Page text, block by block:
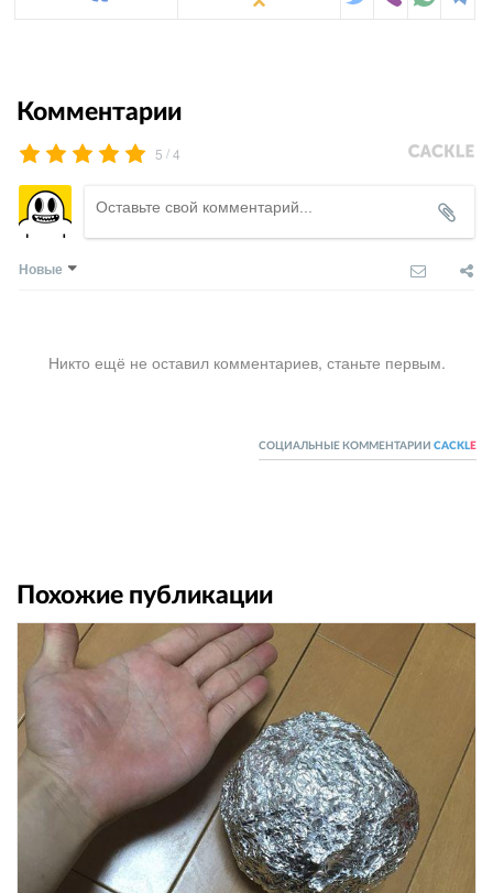
Комментарии
5 /4
Новые
Никто ещё не оставил комментариев, станьте первым.
СОЦИАЛЬНЫЕ КОММЕНТАРИИ CACKL E
Похожие публикации